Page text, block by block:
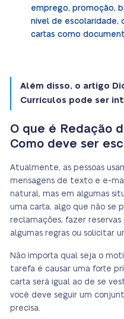
emprego, promoção,
nível de escolaridade,
cartas como
Além disso, o artigo
Currículos pode ser
O que é Redação
Como deve ser
Atualmente, as pessoas
mensagens de texto e e-
natural, mas em algumas
uma carta, algo que não se
reclamações, fazer
algumas regras ou solicitar
Não importa qual seja o
tarefa é causar uma forte
carta será igual ao de se
você deve seguir um
precisa.